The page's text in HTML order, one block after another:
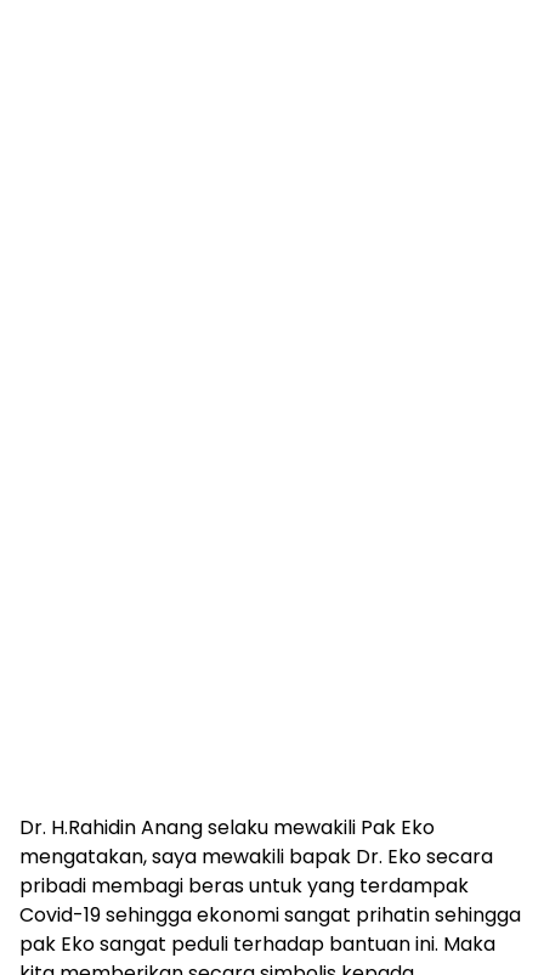
Dr. H.Rahidin Anang selaku mewakili Pak Eko
mengatakan, saya mewakili bapak Dr. Eko secara
pribadi membagi beras untuk yang terdampak
Covid-19 sehingga ekonomi sangat prihatin sehingga
pak Eko sangat peduli terhadap bantuan ini. Maka